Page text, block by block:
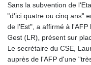
Sans la subvention de
"d'ici quatre ou cinq ans"
de l'Est", a affirmé à l'AFP
Gest (LR), présent sur
Le secrétaire du CSE,
auprès de l'AFP d'une